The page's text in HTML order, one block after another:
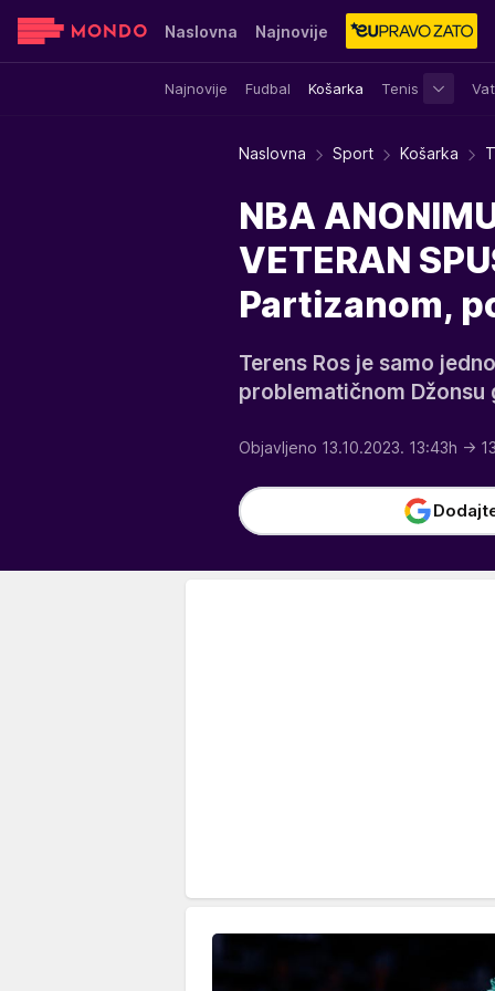
Naslovna Najnovije
Najnovije Fudbal Košarka Tenis
Sensa Stvar ukusa Yumama
Naslovna Sport Košarka
NBA
VETERAN
Partizanom,
Terens Ros je samo
problematičnom Džonsu
Objavljeno 13.10.2023. 13:43h →